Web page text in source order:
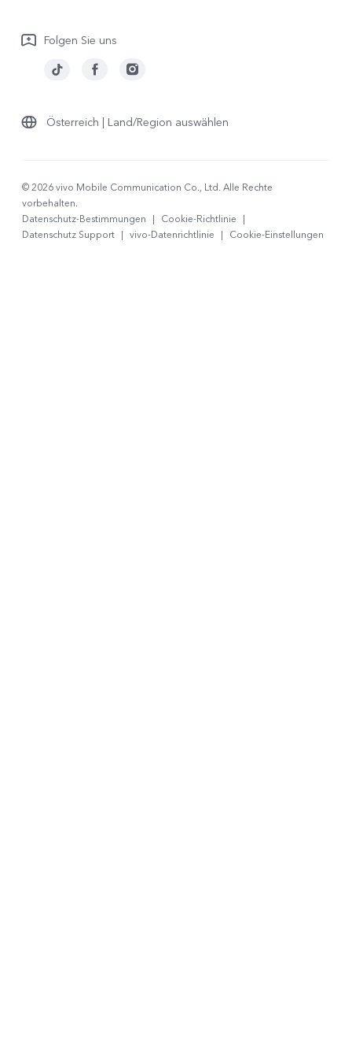
Folgen Sie uns
Österreich | Land/Region auswählen
© 2026 vivo Mobile Communication Co., Ltd. Alle Rechte
vorbehalten.
Datenschutz-Bestimmungen
| Cookie-Richtlinie
|
Datenschutz Support | vivo-Datenrichtlinie | Cookie-Einstellungen